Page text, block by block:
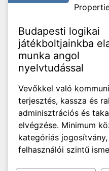
Budapesti logikai
játékboltjainkba
munka angol
nyelvtudással
Vevőkkel való
terjesztés, kassza és
adminisztrációs és
elvégzése. Minimum
kategóriás
felhasználói szintű